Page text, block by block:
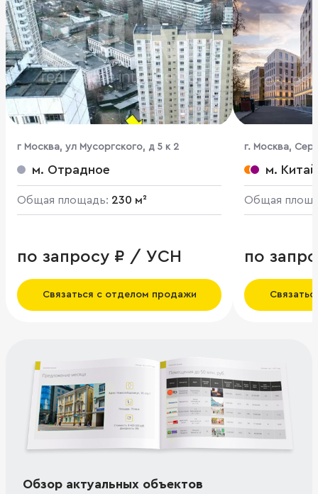
г Москва, ул Мусоргского, д 5 к 2
м. Отрадное
Общая площадь: 230 м²
по запросу ₽ / УСН
Связаться с отделом продажи
г. Москва,
м.
Общая
по
Обзор актуальных объектов